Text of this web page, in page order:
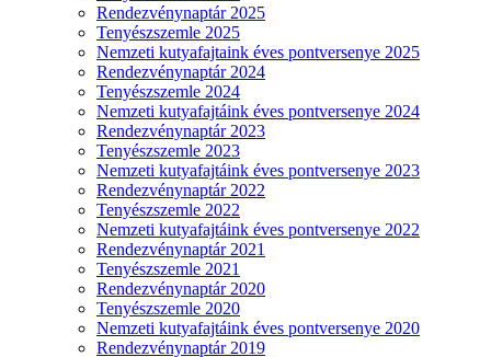
Rendezvénynaptár 2025
Tenyészszemle 2025
Nemzeti kutyafajtaink éves pontversenye 2025
Rendezvénynaptár 2024
Tenyészszemle 2024
Nemzeti kutyafajtáink éves pontversenye 2024
Rendezvénynaptár 2023
Tenyészszemle 2023
Nemzeti kutyafajtáink éves pontversenye 2023
Rendezvénynaptár 2022
Tenyészszemle 2022
Nemzeti kutyafajtáink éves pontversenye 2022
Rendezvénynaptár 2021
Tenyészszemle 2021
Rendezvénynaptár 2020
Tenyészszemle 2020
Nemzeti kutyafajtáink éves pontversenye 2020
Rendezvénynaptár 2019